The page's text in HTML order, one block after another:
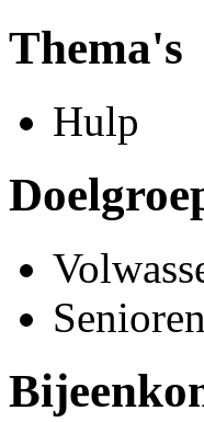
Thema's
Hulp
Senioren